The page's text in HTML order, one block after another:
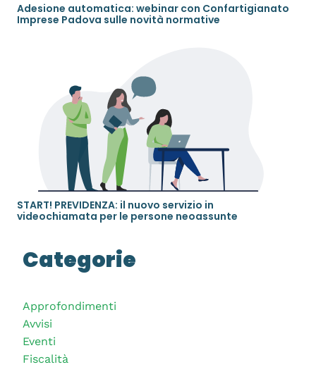
Adesione automatica: webinar con Confartigianato
Imprese Padova sulle novità normative
START! PREVIDENZA: il nuovo servizio in
videochiamata per le persone neoassunte
Categorie
Approfondimenti
Avvisi
Eventi
Fiscalità